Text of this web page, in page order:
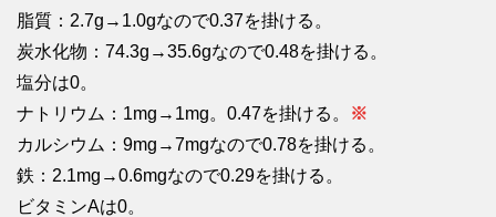
脂質：2.7g→1.0gなので0.37を掛ける。
炭水化物：74.3g→35.6gなので0.48を掛ける。
塩分は0。
ナトリウム：1mg→1mg。0.47を掛ける。
※
カルシウム：9mg→7mgなので0.78を掛ける。
鉄：2.1mg→0.6mgなので0.29を掛ける。
ビタミンAは0。